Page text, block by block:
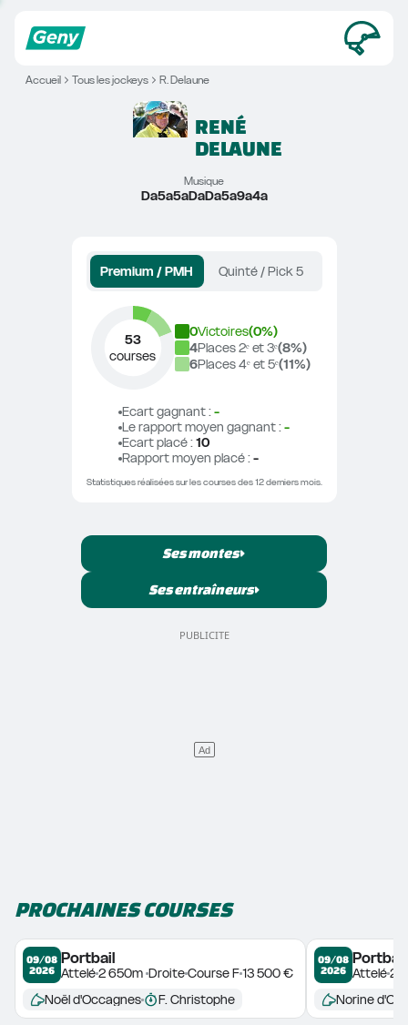
Accueil Tous les jockeys R. Delaune
RENÉ
DELAUNE
Musique
Da5a5aDaDa5a9a4a
Premium / PMH Quinté / Pick 5
53
courses
0Victoires(0%)
4Places 2ᵉ et 3ᵉ(8%)
6Places 4ᵉ et 5ᵉ(11%)
Ecart gagnant : -
Le rapport moyen gagnant : -
Ecart placé : 10
Rapport moyen placé : -
Statistiques réalisées sur les courses des 12 derniers mois.
Ses montes
Ses entraîneurs
PROCHAINES COURSES
09/08
2026
Portbail
Attelé2 650m DroiteCourse F13 500 €
Noël d'Occagnes
F. Christophe
09/08
2026
Portbail
Attelé2
Norine